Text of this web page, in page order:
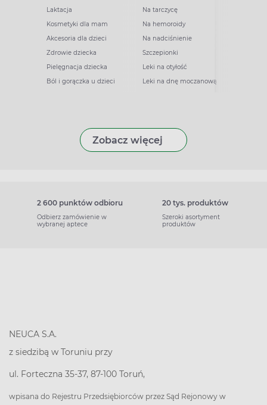
Laktacja
Kosmetyki dla mam
Akcesoria dla dzieci
Zdrowie dziecka
Pielęgnacja dziecka
Ból i gorączka u dzieci
Na tarczycę
Na hemoroidy
Na nadciśnienie
Szczepionki
Leki na otyłość
Leki na dnę moczanową
Zobacz więcej
2 600 punktów odbioru
Odbierz zamówienie w
wybranej aptece
20 tys. produktów
Szeroki asortyment
produktów
NEUCA S.A.
z siedzibą w Toruniu przy
ul. Forteczna 35-37, 87-100 Toruń,
wpisana do Rejestru Przedsiębiorców przez Sąd Rejonowy w